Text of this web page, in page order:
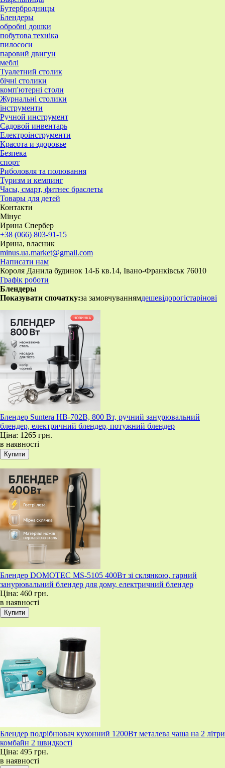
Бутербродницы
Блендеры
обробні дошки
побутова техніка
пилососи
паровий двигун
меблі
Туалетний столик
бічні столики
комп'ютерні столи
Журнальні столики
інструменти
Ручной инструмент
Садовой инвентарь
Електроінструменти
Красота и здоровье
Безпека
спорт
Риболовля та полювання
Туризм и кемпинг
Часы, смарт, фитнес браслеты
Товары для детей
Контакти
Мінус
Ирина Спербер
+38 (066) 803-91-15
Ирина, власник
minus.ua.market@gmail.com
Написати нам
Короля Данила будинок 14-Б кв.14, Івано-Франківськ 76010
Графік роботи
Блендеры
Показувати спочатку:за замовчуваннямдешевідорогістарінові
Блендер Suntera HB-702B, 800 Вт, ручний занурювальний
блендер, електричний блендер, потужний блендер
Ціна: 1265 грн.
в наявності
Блендер DOMOTEC MS-5105 400Вт зі склянкою, гарний
занурювальний блендер для дому, електричний блендер
Ціна: 460 грн.
в наявності
Блендер подрібнювач кухонний 1200Вт металева чаша на 2 літри
комбайн 2 швидкості
Ціна: 495 грн.
в наявності